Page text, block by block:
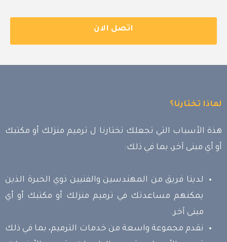
اتصل الان
لماذا تختارنا؟
هذة الأسباب التي تجعلك تختارنا ل ترميم منزلك أو مكتبك
أو أي مبنى آخر، بما في ذلك:
لدينا فريق من المهندسين والفنيين ذوي الخبرة الذين
يمكنهم مساعدتك في ترميم منزلك أو مكتبك أو أي
مبنى آخر.
نقدم مجموعة واسعة من خدمات الترميم، بما في ذلك